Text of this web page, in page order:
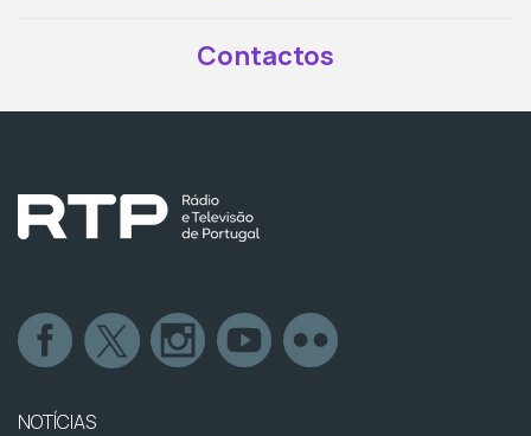
Contactos
NOTÍCIAS